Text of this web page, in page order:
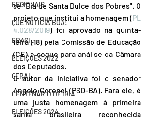
REGIONAIS
QUE NOTÍCIA BOA!
BRASIL
ELEIÇÕES 2022
GERAL
CENTENÁRIO DE IBIÁ
ELEIÇÕES 2024
se "Dia de Santa Dulce dos Pobres". O
projeto que institui a homenagem (PL
4.028/2019) foi aprovado na quinta-
feira (18) pela Comissão de Educação
(CE) e segue para análise da Câmara
dos Deputados.
O autor da iniciativa foi o senador
Angelo Coronel (PSD-BA). Para ele, é
uma justa homenagem à primeira
santa brasileira reconhecida